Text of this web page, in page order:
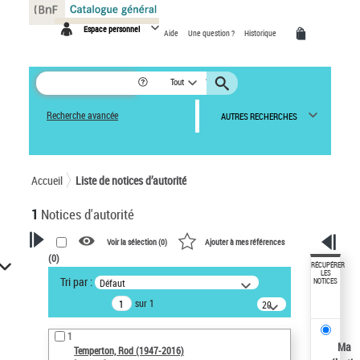
Espace personnel Aide Une question ? Historique
Tout
Recherche avancée AUTRES RECHERCHES
Accueil Liste de notices d’autorité
1 Notices d'autorité
VOTRE RECHERCHE
Recherche avancée dans les
notices d’autorité
Œuvres liées à l'auteur :
Temperton, Rod (1947-2016)
Voir la sélection (0) Ajouter à mes références
(0)
Tri par : Défaut
sur 1
20
résultats/page
1
Temperton, Rod (1947-2016)
RÉCUPÉRER
LES
NOTICES
Ma
Panneau de gestion des cookies